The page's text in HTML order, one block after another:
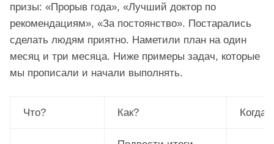
призы: «Прорыв года», «Лучший доктор по
рекомендациям», «За постоянство». Постарались
сделать людям приятно. Наметили план на один
месяц и три месяца. Ниже примеры задач, которые
мы прописали и начали выполнять.
Что? Как? Когда?